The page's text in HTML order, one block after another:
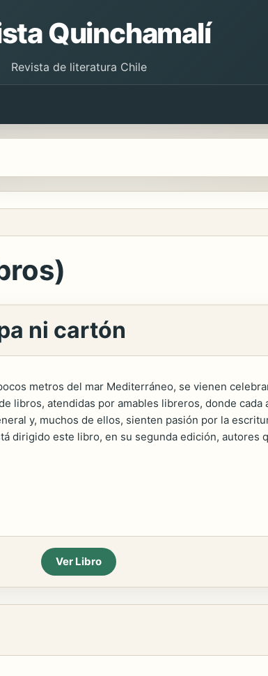
Quinchamalí
Revista de literatura Chile
ni cartón
metros del mar Mediterráneo, se vienen
libros, atendidas por amables libreros, donde
y, muchos de ellos, sienten pasión por la
dirigido este libro, en su segunda edición, autores
Ver Libro